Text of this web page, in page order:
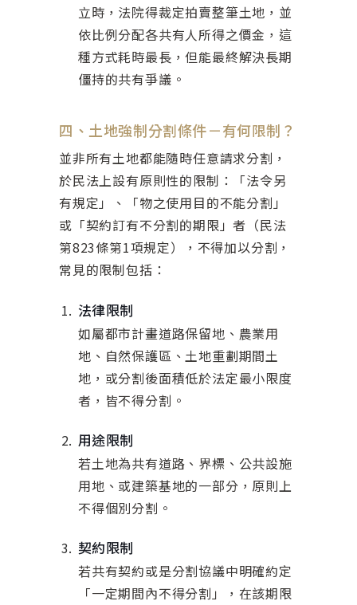
立時，法院得裁定拍賣整筆土地，並
依比例分配各共有人所得之價金，這
種方式耗時最長，但能最終解決長期
僵持的共有爭議。
四、土地強制分割條件－有何限制？
並非所有土地都能隨時任意請求分割，
於民法上設有原則性的限制：「法令另
有規定」、「物之使用目的不能分割」
或「契約訂有不分割的期限」者（民法
第823條第1項規定），不得加以分割，
常見的限制包括：
法律限制
如屬都市計畫道路保留地、農業用
地、自然保護區、土地重劃期間土
地，或分割後面積低於法定最小限度
者，皆不得分割。
用途限制
若土地為共有道路、界標、公共設施
用地、或建築基地的一部分，原則上
不得個別分割。
契約限制
若共有契約或是分割協議中明確約定
「一定期間內不得分割」，在該期限